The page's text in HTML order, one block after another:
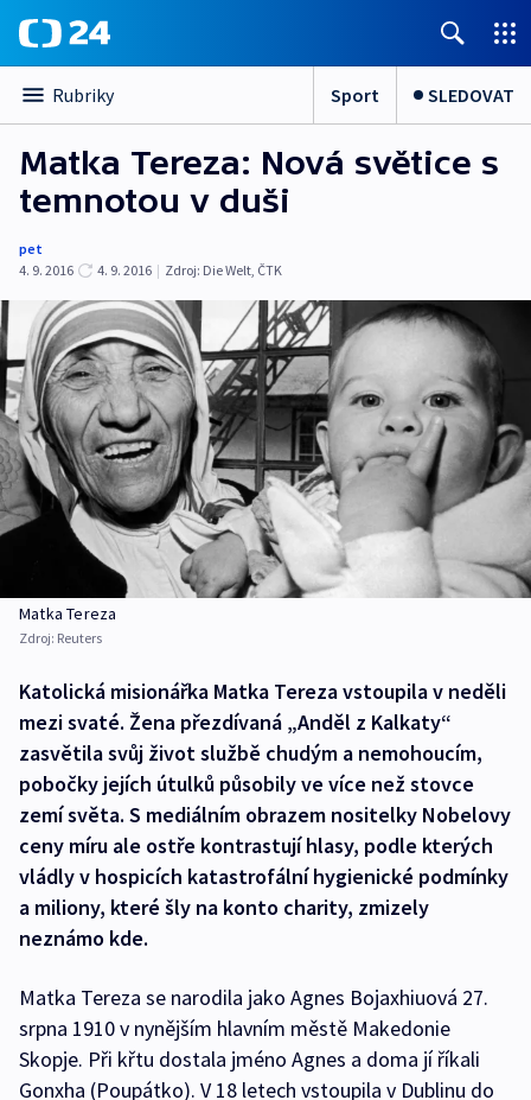
Rubriky Sport SLEDOVAT
Matka Tereza: Nová světice s
temnotou v duši
pet
4. 9. 2016
4. 9. 2016 | Zdroj: Die Welt, ČTK
Matka Tereza
Zdroj: Reuters
Katolická misionářka Matka Tereza vstoupila v neděli
mezi svaté. Žena přezdívaná „Anděl z Kalkaty“
zasvětila svůj život službě chudým a nemohoucím,
pobočky jejích útulků působily ve více než stovce
zemí světa. S mediálním obrazem nositelky Nobelovy
ceny míru ale ostře kontrastují hlasy, podle kterých
vládly v hospicích katastrofální hygienické podmínky
a miliony, které šly na konto charity, zmizely
neznámo kde.
Matka Tereza se narodila jako Agnes Bojaxhiuová 27.
srpna 1910 v nynějším hlavním městě Makedonie
Skopje. Při křtu dostala jméno Agnes a doma jí říkali
Gonxha (Poupátko). V 18 letech vstoupila v Dublinu do